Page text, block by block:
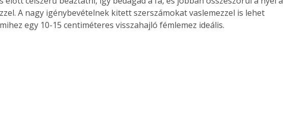
Old
új,
párosítással kedvezményes
áron, 0 Ft postaköltséggel
A nagy igénybevételnek kitett szerszámokat vaslemezzel is lehet
egy 10-15 centiméteres visszahajló fémlemez ideális.